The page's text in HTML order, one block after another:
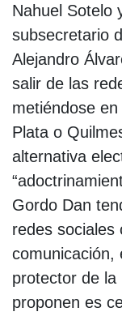
Nahuel Sotelo
subsecretario
Alejandro
salir de las
metiéndose
Plata o
alternativa
Gordo Dan
redes sociales
comunicación,
protector de la
proponen es